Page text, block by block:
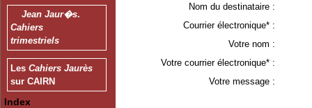
Jean Jaur�s.
Cahiers
trimestriels
Les Cahiers Jaurès
sur CAIRN
Index
Nom du destinataire :
Courrier électronique* :
Votre nom :
Votre courrier électronique* :
Votre message :